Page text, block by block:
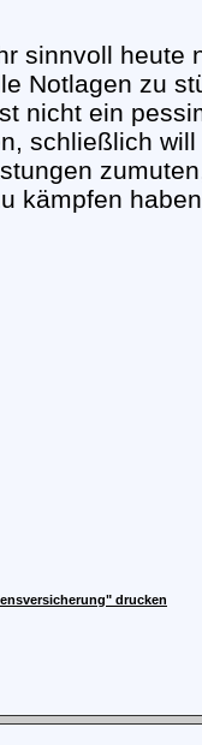
sinnvoll heute
Notlagen zu
nicht ein
schließlich
kämpfen
drucken